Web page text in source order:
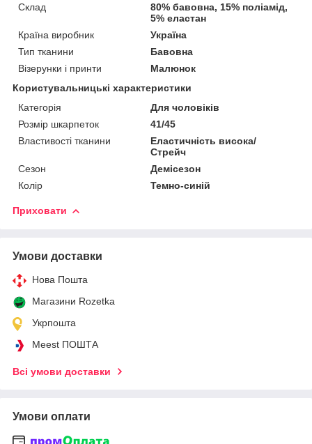
Склад
80% бавовна, 15% поліамід,
5% еластан
Країна виробник
Україна
Тип тканини
Бавовна
Візерунки і принти
Малюнок
Користувальницькі характеристики
Категорія
Для чоловіків
Розмір шкарпеток
41/45
Властивості тканини
Еластичність висока/
Стрейч
Сезон
Демісезон
Колір
Темно-синій
Приховати
Умови доставки
Нова Пошта
Магазини Rozetka
Укрпошта
Meest ПОШТА
Всі умови доставки
Умови оплати